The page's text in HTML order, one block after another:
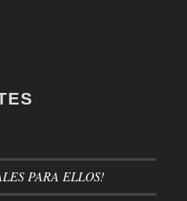
PARA ELLOS!